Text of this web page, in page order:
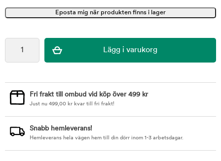
Fri frakt till ombud vid köp över 499 kr
Just nu 499,00 kr kvar till fri frakt!
Snabb hemleverans!
Hemleverans hela vägen hem till din dörr inom 1-3 arbetsdagar.